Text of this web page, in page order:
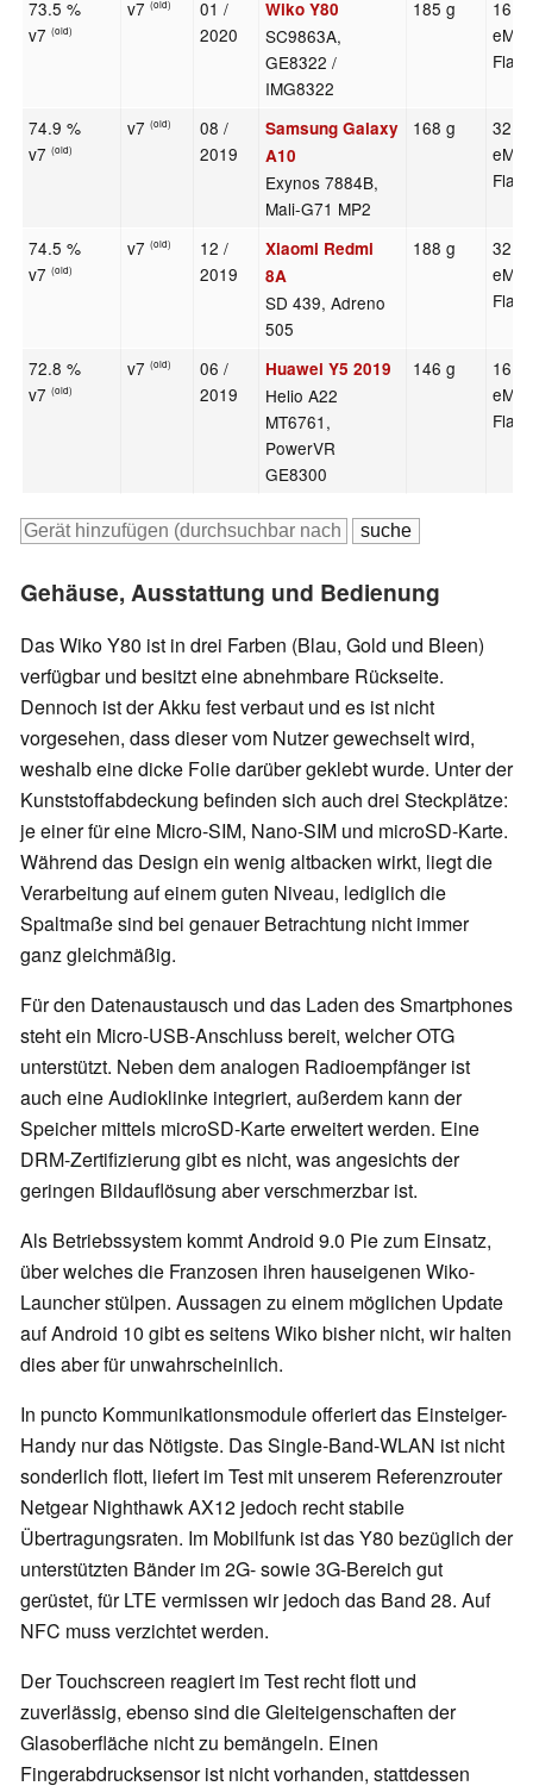
73.5 %
v7(old)
v7(old)
01 /
2020
Wiko Y80
SC9863A,
GE8322 /
IMG8322
185 g
16
Flash
74.9 %
v7(old)
v7(old)
08 /
2019
Samsung Galaxy
A10
Exynos 7884B,
Mali-G71 MP2
168 g
32
Flash
74.5 %
v7(old)
v7(old)
12 /
2019
Xiaomi Redmi
8A
SD 439, Adreno
505
188 g
32
Flash
72.8 %
v7(old)
v7(old)
06 /
2019
Huawei Y5 2019
Helio A22
MT6761,
PowerVR
GE8300
146 g
16
Flash
Gehäuse, Ausstattung und Bedienung
Das Wiko Y80 ist in drei Farben (Blau, Gold und Bleen)
verfügbar und besitzt eine abnehmbare Rückseite.
Dennoch ist der Akku fest verbaut und es ist nicht
vorgesehen, dass dieser vom Nutzer gewechselt wird,
weshalb eine dicke Folie darüber geklebt wurde. Unter der
Kunststoffabdeckung befinden sich auch drei Steckplätze:
je einer für eine Micro-SIM, Nano-SIM und microSD-Karte.
Während das Design ein wenig altbacken wirkt, liegt die
Verarbeitung auf einem guten Niveau, lediglich die
Spaltmaße sind bei genauer Betrachtung nicht immer
ganz gleichmäßig.
Für den Datenaustausch und das Laden des Smartphones
steht ein Micro-USB-Anschluss bereit, welcher OTG
unterstützt. Neben dem analogen Radioempfänger ist
auch eine Audioklinke integriert, außerdem kann der
Speicher mittels microSD-Karte erweitert werden. Eine
DRM-Zertifizierung gibt es nicht, was angesichts der
geringen Bildauflösung aber verschmerzbar ist.
Als Betriebssystem kommt Android 9.0 Pie zum Einsatz,
über welches die Franzosen ihren hauseigenen Wiko-
Launcher stülpen. Aussagen zu einem möglichen Update
auf Android 10 gibt es seitens Wiko bisher nicht, wir halten
dies aber für unwahrscheinlich.
In puncto Kommunikationsmodule offeriert das Einsteiger-
Handy nur das Nötigste. Das Single-Band-WLAN ist nicht
sonderlich flott, liefert im Test mit unserem Referenzrouter
Netgear Nighthawk AX12 jedoch recht stabile
Übertragungsraten. Im Mobilfunk ist das Y80 bezüglich der
unterstützten Bänder im 2G- sowie 3G-Bereich gut
gerüstet, für LTE vermissen wir jedoch das Band 28. Auf
NFC muss verzichtet werden.
Der Touchscreen reagiert im Test recht flott und
zuverlässig, ebenso sind die Gleiteigenschaften der
Glasoberfläche nicht zu bemängeln. Einen
Fingerabdrucksensor ist nicht vorhanden, stattdessen